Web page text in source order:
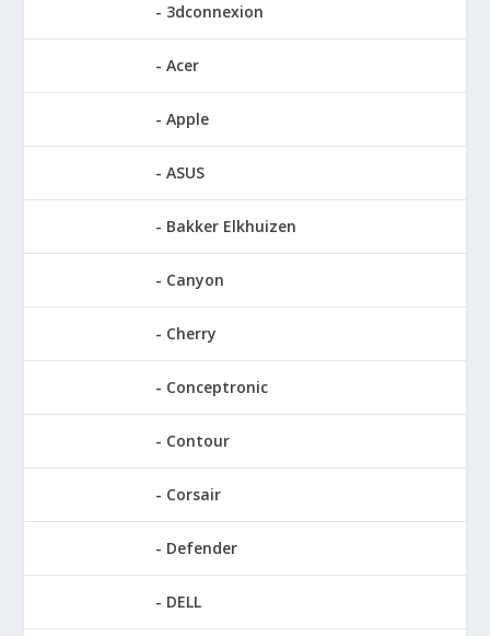
3dconnexion
Acer
Apple
ASUS
Bakker Elkhuizen
Canyon
Cherry
Conceptronic
Contour
Corsair
Defender
DELL